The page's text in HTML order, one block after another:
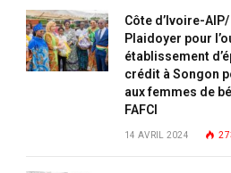
Côte d’Ivoire-AIP/
Plaidoyer pour
établissement
crédit à Songon
aux femmes de
FAFCI
14 AVRIL 2024